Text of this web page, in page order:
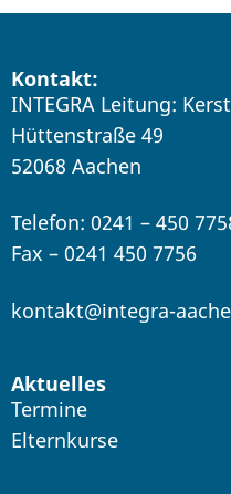
Kontakt:
INTEGRA Leitung:
Hüttenstraße 49
52068 Aachen
Telefon: 0241 – 450
Fax – 0241 450 7756
kontakt@integra-
Aktuelles
Termine
Elternkurse